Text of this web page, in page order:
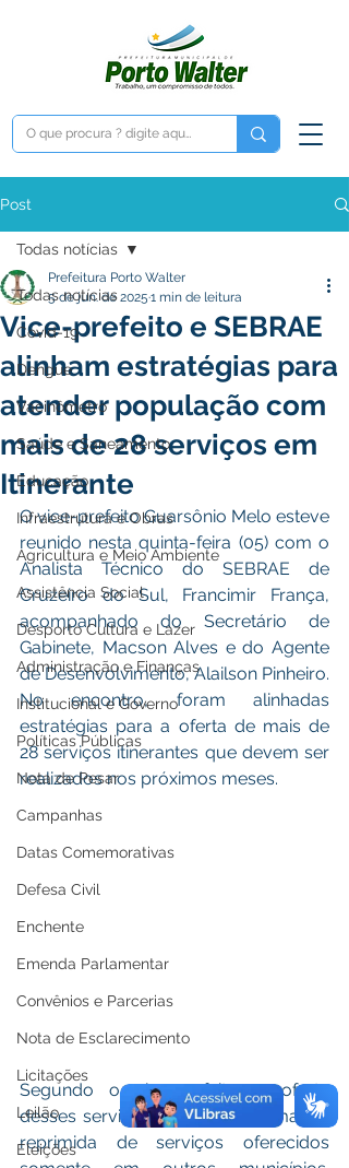
Post
Todas notícias
Covid-19
Dengue
Vacinômetro
Saúde e Saneamento
Educação
Infraestrutura e Obras
Agricultura e Meio Ambiente
Assistência Social
Desporto Cultura e Lazer
Administração e Finanças
Institucional e Governo
Políticas Públicas
Nota de Pesar
Campanhas
Datas Comemorativas
Defesa Civil
Enchente
Emenda Parlamentar
Convênios e Parcerias
Nota de Esclarecimento
Licitações
Leilão
Eleições
Todas notícias
Vice-prefeito e SEBRAE
alinham estratégias para
atender população com
mais de 28 serviços em
Itinerante
Prefeitura Porto Walter
5 de jun. de 2025 1 min de leitura
O vice-prefeito Guarsônio Melo esteve
reunido nesta quinta-feira (05) com o
Analista Técnico do SEBRAE de
Cruzeiro do Sul, Francimir França,
acompanhado do Secretário de
Gabinete, Macson Alves e do Agente
de Desenvolvimento, Alailson Pinheiro.
No encontro, foram alinhadas
estratégias para a oferta de mais de
28 serviços itinerantes que devem ser
realizados nos próximos meses.
Segundo o vice-prefeito, a oferta
desses serviços diminuirá a demanda
reprimida de serviços oferecidos